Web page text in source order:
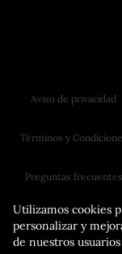
Utilizamos cookies
personalizar y
de nuestros
Aviso de privacidad
Términos y
Preguntas frecuentes